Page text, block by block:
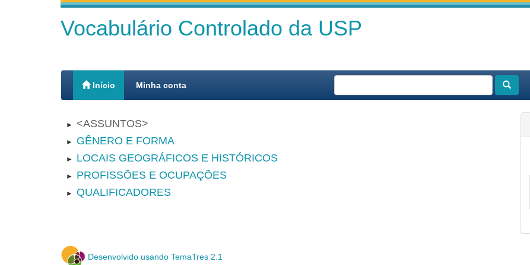
Vocabulário Controlado da USP
Início Minha conta
► ASSUNTOS
► GÊNERO E FORMA
► LOCAIS GEOGRÁFICOS E HISTÓRICOS
► PROFISSÕES E OCUPAÇÕES
► QUALIFICADORES
Desenvolvido usando TemaTres 2.1